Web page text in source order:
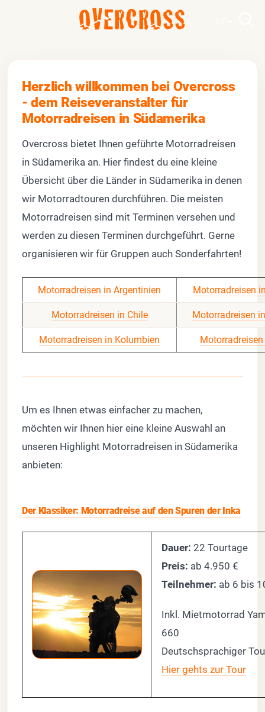
OVERCROSS
Herzlich willkommen bei Overcross
- dem Reiseveranstalter für
Motorradreisen in Südamerika
Overcross bietet Ihnen geführte Motorradreisen
in Südamerika an. Hier findest du eine kleine
Übersicht über die Länder in Südamerika in denen
wir Motorradtouren durchführen. Die meisten
Motorradreisen sind mit Terminen versehen und
werden zu diesen Terminen durchgeführt. Gerne
organisieren wir für Gruppen auch Sonderfahrten!
Motorradreisen in Argentinien Motorradreisen
Motorradreisen in Chile Motorradreisen
Motorradreisen in Kolumbien Motorradreisen
Um es Ihnen etwas einfacher zu machen,
möchten wir Ihnen hier eine kleine Auswahl an
unseren Highlight Motorradreisen in Südamerika
anbieten:
Der Klassiker: Motorradreise auf den Spuren der Inka
Dauer: 22 Tourtage
Preis: ab 4.950 €
Teilnehmer: ab 6 bis
Inkl. Mietmotorrad
660
Deutschsprachiger
Hier gehts zur Tour